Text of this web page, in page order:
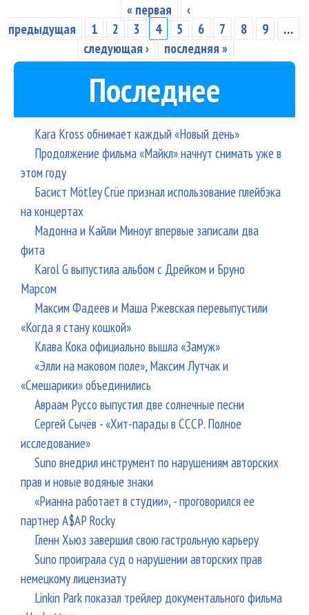
Страницы
« первая
‹
предыдущая
1 2 3 4 5 6 7 8 9
…
следующая ›
последняя »
Последнее
Kara Kross обнимает каждый «Новый день»
Продолжение фильма «Майкл» начнут снимать уже в
этом году
Басист Mötley Crüe признал использование плейбэка
на концертах
Мадонна и Кайли Миноуг впервые записали два
фита
Karol G выпустила альбом с Дрейком и Бруно
Марсом
Максим Фадеев и Маша Ржевская перевыпустили
«Когда я стану кошкой»
Клава Кока официально вышла «Замуж»
«Элли на маковом поле», Максим Лутчак и
«Смешарики» объединились
Авраам Руссо выпустил две солнечные песни
Сергей Сычёв - «Хит-парады в СССР. Полное
исследование»
Suno внедрил инструмент по нарушениям авторских
прав и новые водяные знаки
«Рианна работает в студии», - проговорился ее
партнер A$AP Rocky
Гленн Хьюз завершил свою гастрольную карьеру
Suno проиграла суд о нарушении авторских прав
немецкому лицензиату
Linkin Park показал трейлер документального фильма